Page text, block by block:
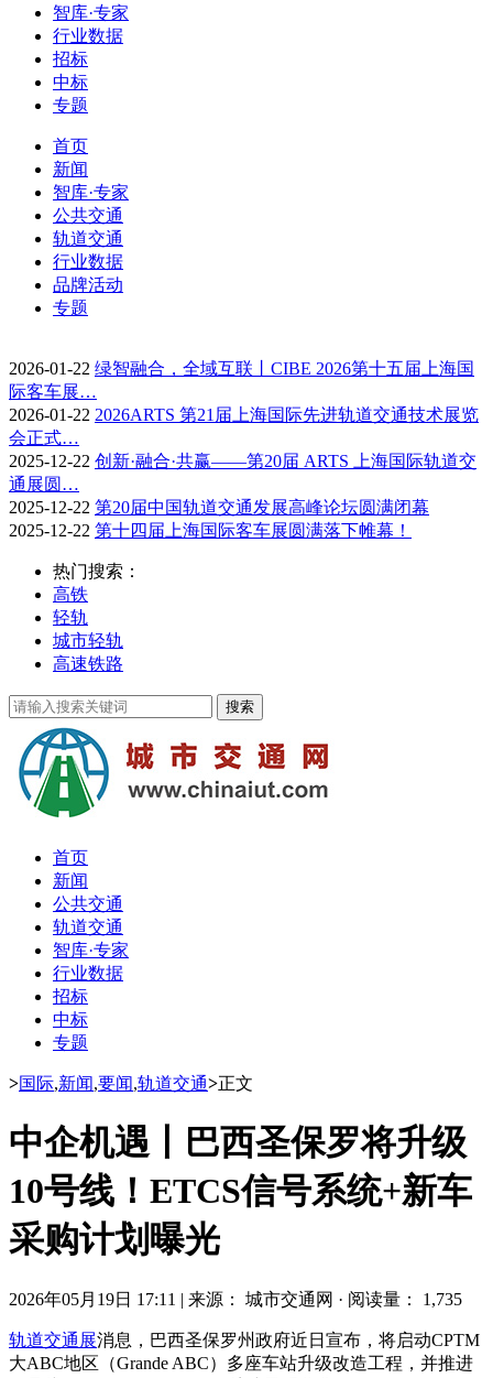
智库·专家
行业数据
招标
中标
专题
首页
新闻
智库·专家
公共交通
轨道交通
行业数据
品牌活动
专题
2026-01-22 绿智融合，全域互联丨CIBE 2026第十五届上海国
际客车展…
2026-01-22 2026ARTS 第21届上海国际先进轨道交通技术展览
会正式…
2025-12-22 创新·融合·共赢——第20届 ARTS 上海国际轨道交
通展圆…
2025-12-22 第20届中国轨道交通发展高峰论坛圆满闭幕
2025-12-22 第十四届上海国际客车展圆满落下帷幕！
热门搜索：
高铁
轻轨
城市轻轨
高速铁路
首页
新闻
公共交通
轨道交通
智库·专家
行业数据
招标
中标
专题
>国际,新闻,要闻,轨道交通>正文
中企机遇丨巴西圣保罗将升级
10号线！ETCS信号系统+新车
采购计划曝光
2026年05月19日 17:11 | 来源： 城市交通网 · 阅读量： 1,735
轨道交通展消息，巴西圣保罗州政府近日宣布，将启动CPTM
大ABC地区（Grande ABC）多座车站升级改造工程，并推进